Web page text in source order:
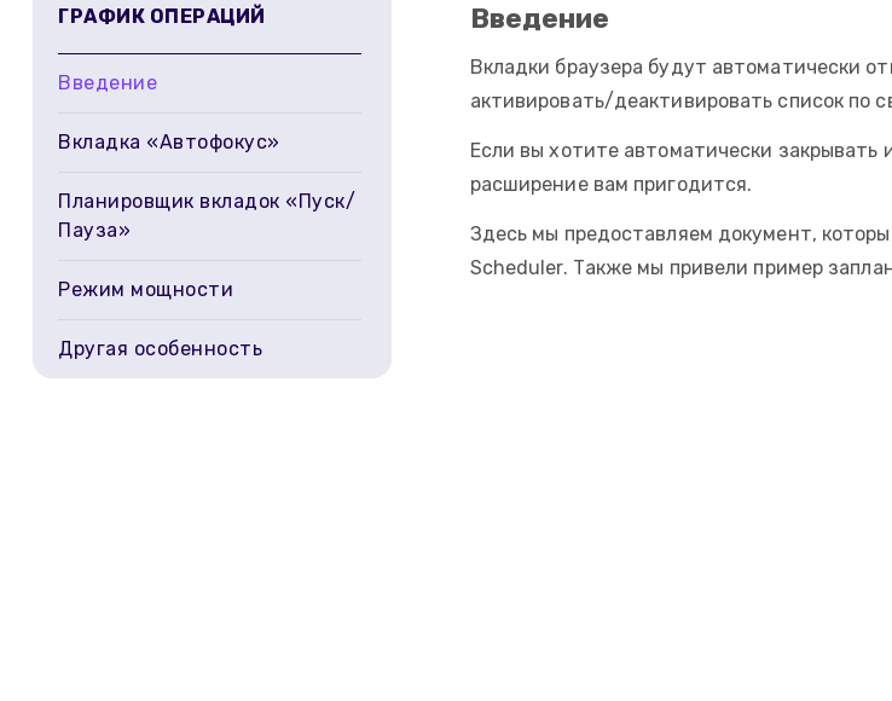
ГРАФИК ОПЕРАЦИЙ
Введение
Вкладка «Автофокус»
Планировщик вкладок «Пуск/
Пауза»
Режим мощности
Другая особенность
Введение
Вкладки браузера будут автоматически
активировать/деактивировать список по
Если вы хотите автоматически закрывать
расширение вам пригодится.
Здесь мы предоставляем документ,
Scheduler. Также мы привели пример